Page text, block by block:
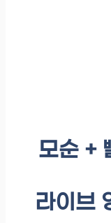
모순 +
라이브